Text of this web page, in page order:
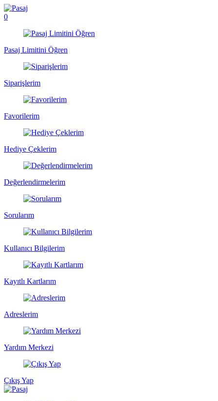
0
Pasaj Limitini Öğren
Siparişlerim
Favorilerim
Hediye Çeklerim
Değerlendirmelerim
Sorularım
Kullanıcı Bilgilerim
Kayıtlı Kartlarım
Adreslerim
Yardım Merkezi
Çıkış Yap